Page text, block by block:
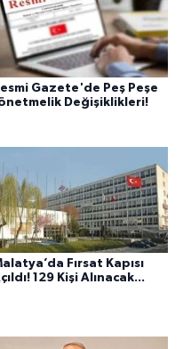
Gazete'de Peş Peşe
Değişiklikleri!
Fırsat Kapısı
129 Kişi Alınacak...